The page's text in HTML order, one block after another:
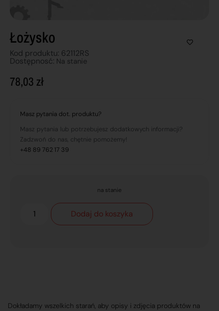
Łożysko
Kod produktu: 62112RS
Dostępnosć: Na stanie
78,03 zł
Masz pytania dot. produktu?
Masz pytania lub potrzebujesz dodatkowych informacji?
Zadzwoń do nas, chętnie pomożemy!
+48 89 762 17 39
na stanie
Dodaj do koszyka
Dokładamy wszelkich starań, aby opisy i zdjęcia produktów na